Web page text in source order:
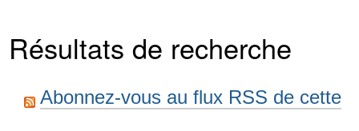
Résultats de recherche
Abonnez-vous au flux RSS de cette